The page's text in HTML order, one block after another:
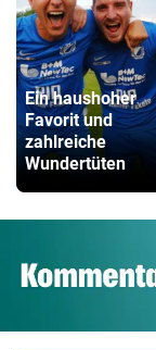
Ein haushoher
Favorit und
zahlreiche
Wundertüten